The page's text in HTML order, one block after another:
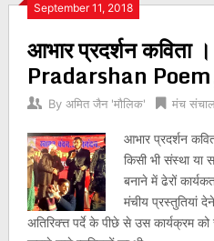
September 11, 2018
आभार प्रदर्शन
Pradarshan
By अमित जैन 'मौलिक' मंच
आभार प्रदर्शन
किसी भी संस्था या
बनाने में ढेरों
मंचीय प्रस्तुतियां
अतिरिक्त्त पर्दे के पीछे से उस कार्यक्रम